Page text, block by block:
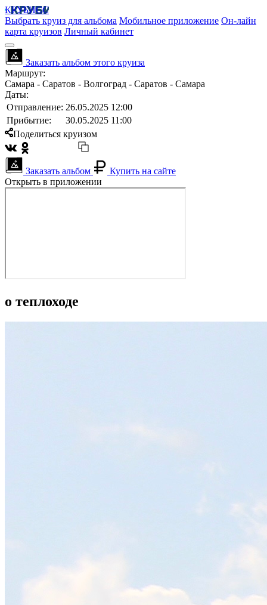
КРУБИСС
Выбрать круиз для альбома Мобильное приложение Он-лайн
карта круизов Личный кабинет
Заказать альбом этого круиза
Маршрут:
Самара - Саратов - Волгоград - Саратов - Самара
Даты:
Отправление: 26.05.2025 12:00
Прибытие:
30.05.2025 11:00
Поделиться круизом
Заказать альбом
Купить на сайте
Открыть в приложении
о теплоходе